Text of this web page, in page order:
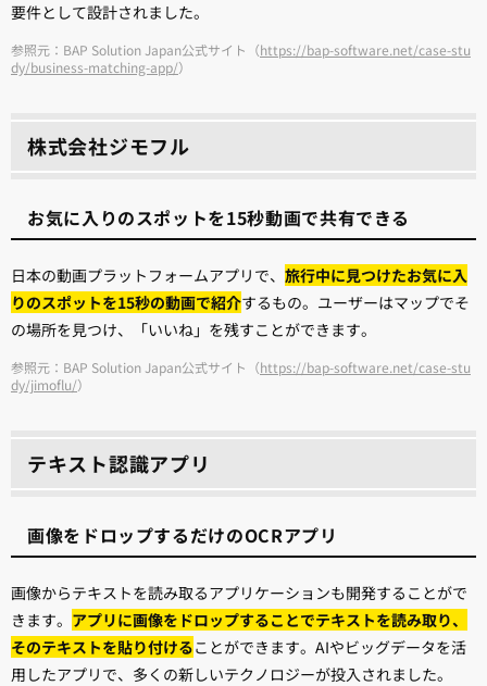
要件として設計されました。
参照元：BAP Solution Japan公式サイト（https://bap-software.net/case-stu
dy/business-matching-app/）
株式会社ジモフル
お気に入りのスポットを15秒動画で共有できる
日本の動画プラットフォームアプリで、 旅行中に見つけたお気に入
りのスポットを15秒の動画で紹介するもの。ユーザーはマップでそ
の場所を見つけ、「いいね」を残すことができます。
参照元：BAP Solution Japan公式サイト（https://bap-software.net/case-stu
dy/jimoflu/）
テキスト認識アプリ
画像をドロップするだけのOCRアプリ
画像からテキストを読み取るアプリケーションも開発することがで
きます。 アプリに画像をドロップすることでテキストを読み取り、
そのテキストを貼り付けることができます。AIやビッグデータを活
用したアプリで、多くの新しいテクノロジーが投入されました。